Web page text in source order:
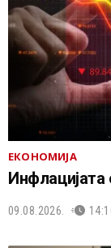
ЕКОНОМИЈА
Инфлацијата
09.08.2026.